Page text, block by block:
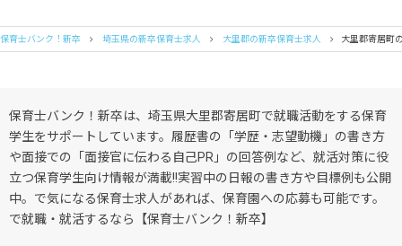
保育士バンク！新卒 埼玉県の新卒保育士求人 大里郡の新卒保育士求人 大里郡寄居町
保育士バンク！新卒は、埼玉県大里郡寄居町で就職活動をする保育
学生をサポートしています。履歴書の「学歴・志望動機」の書き方
や面接での「面接官に伝わる自己PR」の回答例など、就活対策に役
立つ保育学生向け情報が満載!!実習中の日報の書き方や目標例も公開
中。で気になる保育士求人があれば、保育園への応募も可能です。
で就職・就活するなら【保育士バンク！新卒】